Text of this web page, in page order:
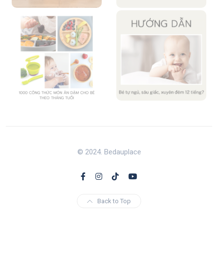
© 2024. Bedauplace
Back to Top